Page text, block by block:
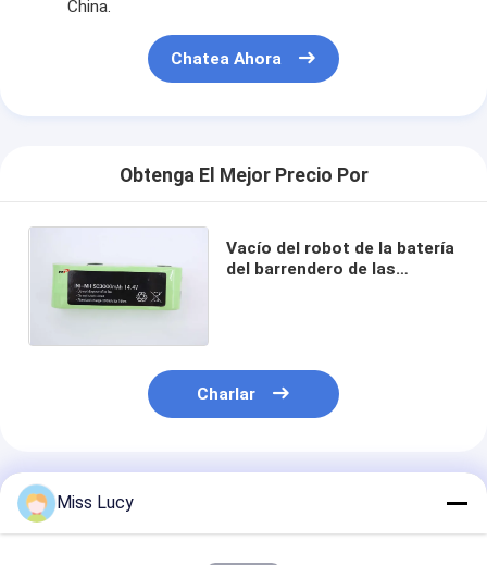
Batería de Li Socl2
Batería de litio primaria
China.
Chatea Ahora
Obtenga El Mejor Precio Por
Vacío del robot de la batería
del barrendero de las
Charlar
Productos Recomendados
Miss Lucy